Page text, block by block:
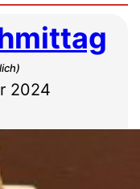
2024